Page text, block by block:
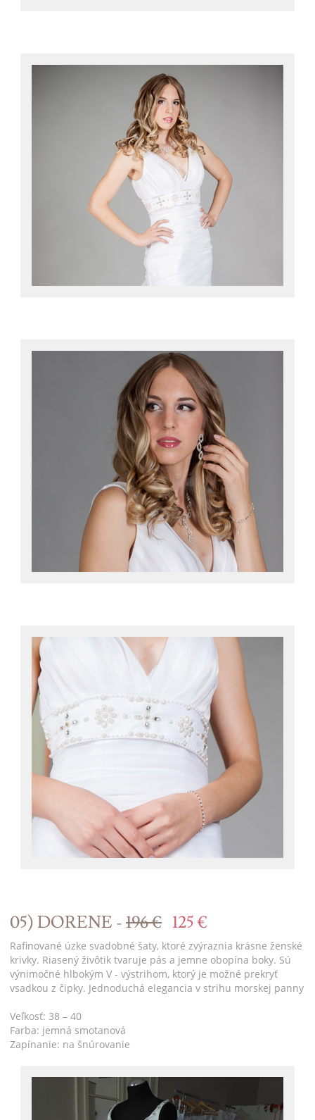
05) DORENE -196 € 125 €
Rafinované úzke svadobné šaty, ktoré zvýraznia krásne ženské
krivky. Riasený živôtik tvaruje pás a jemne obopína boky. Sú
výnimočné hlbokým V - výstrihom, ktorý je možné prekryť
vsadkou z čipky. Jednoduchá elegancia v strihu morskej panny
Veľkosť: 38 – 40
Farba: jemná smotanová
Zapínanie: na šnúrovanie